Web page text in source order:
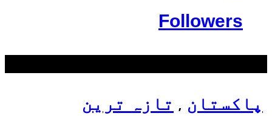
Followers
پاکستان , تازہ ترین